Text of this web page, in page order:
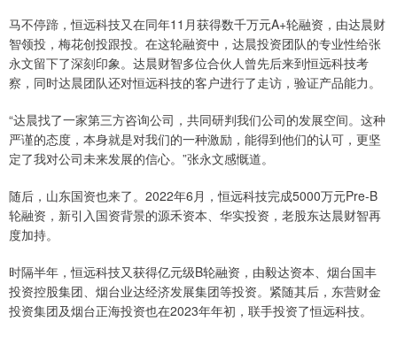
马不停蹄，恒远科技又在同年11月获得数千万元A+轮融资，由达晨财
智领投，梅花创投跟投。在这轮融资中，达晨投资团队的专业性给张
永文留下了深刻印象。达晨财智多位合伙人曾先后来到恒远科技考
察，同时达晨团队还对恒远科技的客户进行了走访，验证产品能力。
“达晨找了一家第三方咨询公司，共同研判我们公司的发展空间。这种
严谨的态度，本身就是对我们的一种激励，能得到他们的认可，更坚
定了我对公司未来发展的信心。”张永文感慨道。
随后，山东国资也来了。2022年6月，恒远科技完成5000万元Pre-B
轮融资，新引入国资背景的源禾资本、华实投资，老股东达晨财智再
度加持。
时隔半年，恒远科技又获得亿元级B轮融资，由毅达资本、烟台国丰
投资控股集团、烟台业达经济发展集团等投资。紧随其后，东营财金
投资集团及烟台正海投资也在2023年年初，联手投资了恒远科技。